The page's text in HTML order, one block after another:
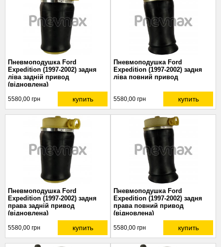
Пневмоподушка Ford
Expedition (1997-2002) задня
ліва задній привод
(відновлена)
5580,00 грн купить
Пневмоподушка Ford
Expedition (1997-2002) задня
ліва повний привод
5580,00 грн купить
Пневмоподушка Ford
Expedition (1997-2002) задня
права задній привод
(відновлена)
5580,00 грн купить
Пневмоподушка Ford
Expedition (1997-2002) задня
права повний привод
(відновлена)
5580,00 грн купить